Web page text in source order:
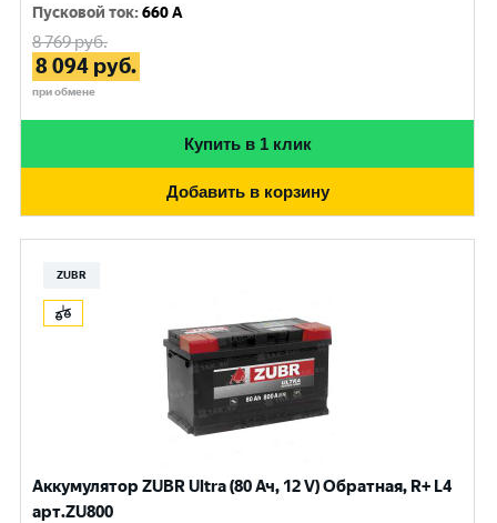
Пусковой ток:660 A
8 769руб.
8 094 руб.
при обмене
Купить в 1 клик
Добавить в корзину
ZUBR
Аккумулятор ZUBR Ultra (80 Ач, 12 V) Обратная, R+ L4
арт.ZU800